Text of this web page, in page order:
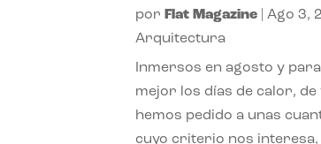
por Flat Magazine |Ago 3,
Arquitectura
Inmersos en agosto y
mejor los días de calor, de
hemos pedido a unas
cuyo criterio nos interesa,